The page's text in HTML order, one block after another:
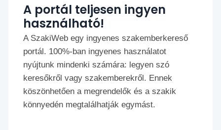
A portál teljesen ingyen
használható!
A SzakiWeb egy ingyenes szakemberkereső
portál. 100%-ban ingyenes használatot
nyújtunk mindenki számára: legyen szó
keresőkről vagy szakemberekről. Ennek
köszönhetően a megrendelők és a szakik
könnyedén megtalálhatják egymást.